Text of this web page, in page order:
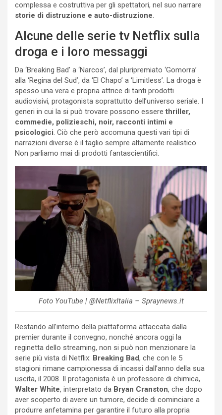
complessa e costruttiva per gli spettatori, nel suo narrare
storie di distruzione e auto-distruzione.
Alcune delle serie tv Netflix sulla
droga e i loro messaggi
Da ‘Breaking Bad’ a ‘Narcos’, dal pluripremiato ‘Gomorra’
alla ‘Regina del Sud’, da ‘El Chapo’ a ‘Limitless’. La droga è
spesso una vera e propria attrice di tanti prodotti
audiovisivi, protagonista soprattutto dell’universo seriale. I
generi in cui la si può trovare possono esserethriller,
commedie, polizieschi, noir, racconti intimi e
psicologici. Ciò che però accomuna questi vari tipi di
narrazioni diverse è il taglio sempre altamente realistico.
Non parliamo mai di prodotti fantascientifici.
Foto YouTube | @NetflixItalia – Spraynews.it
Restando all’interno della piattaforma attaccata dalla
premier durante il convegno, nonché ancora oggi la
reginetta dello streaming, non si può non menzionare la
serie più vista di Netflix: Breaking Bad, che con le 5
stagioni rimane campionessa di incassi dall’anno della sua
uscita, il 2008. Il protagonista è un professore di chimica,
Walter White, interpretato da Bryan Cranston, che dopo
aver scoperto di avere un tumore, decide di cominciare a
produrre anfetamina per garantire il futuro alla propria